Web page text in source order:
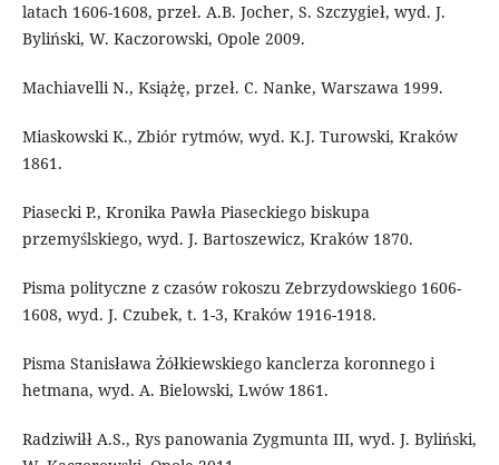
latach 1606-1608, przeł. A.B. Jocher, S. Szczygieł, wyd. J.
Byliński, W. Kaczorowski, Opole 2009.
Machiavelli N., Książę, przeł. C. Nanke, Warszawa 1999.
Miaskowski K., Zbiór rytmów, wyd. K.J. Turowski, Kraków
1861.
Piasecki P., Kronika Pawła Piaseckiego biskupa
przemyślskiego, wyd. J. Bartoszewicz, Kraków 1870.
Pisma polityczne z czasów rokoszu Zebrzydowskiego 1606-
1608, wyd. J. Czubek, t. 1-3, Kraków 1916-1918.
Pisma Stanisława Żółkiewskiego kanclerza koronnego i
hetmana, wyd. A. Bielowski, Lwów 1861.
Radziwiłł A.S., Rys panowania Zygmunta III, wyd. J. Byliński,